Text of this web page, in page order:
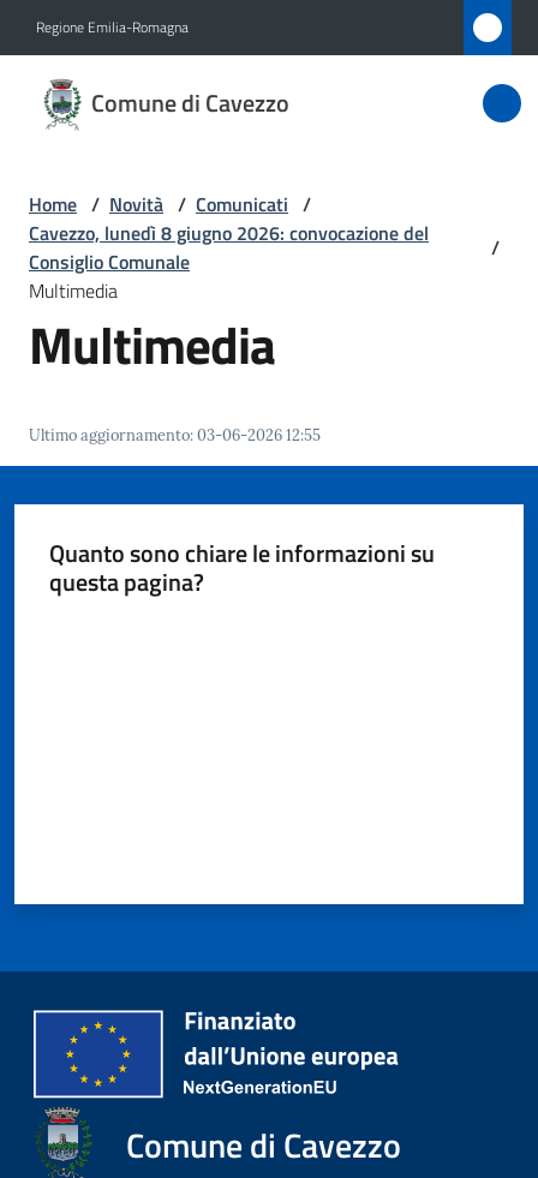
Regione Emilia-Romagna
Comune di Cavezzo
di
Amministrazione
Novità
Menu selezionato
gli
argomenti...
Seguici
su
Home / Novità / Comunicati /
Cavezzo, lunedì 8 giugno 2026: convocazione del
Consiglio Comunale
/
Multimedia
Multimedia
Ultimo aggiornamento:03-06-2026 12:55
Quanto sono chiare le informazioni su
questa pagina?
Comune di Cavezzo